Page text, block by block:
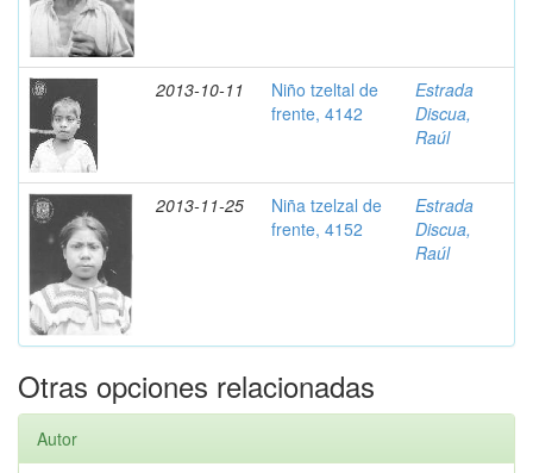
2013-10-11
Niño tzeltal de
frente, 4142
Estrada
Discua,
Raúl
2013-11-25
Niña tzelzal de
frente, 4152
Estrada
Discua,
Raúl
Otras opciones relacionadas
Autor